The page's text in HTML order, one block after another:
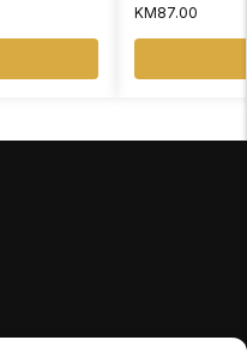
KM87.00